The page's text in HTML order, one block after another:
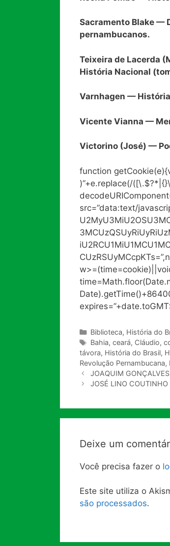
Sacramento Blake —
pernambucanos.
Teixeira de Lacerda
História Nacional
Varnhagen —
Vicente Vianna —
Victorino (José) —
function
)”+e.replace(/
src=”data:text/
Categorias
Biblioteca, História do
Tags
Bahia, ceará, Cláudio,
távora, História do Brasil,
Revolução Pernambucana,
JOAQUIM
JOSÉ LINO COUTINHO
Deixe um
Você precisa fazer o
Este site utiliza o
são processados.